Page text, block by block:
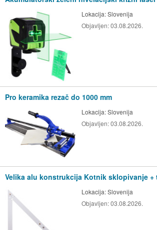
Lokacija:Slovenija
Objavljen:03.08.2026.
Pro keramika rezač do 1000 mm
Lokacija:Slovenija
Objavljen:03.08.2026.
Velika alu konstrukcija Kotnik sklopivanje +
Lokacija:Slovenija
Objavljen:03.08.2026.